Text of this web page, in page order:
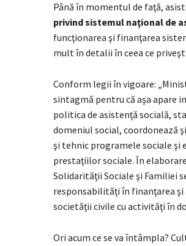
Până în momentul de faţă,
privind sistemul naţional de
funcţionarea şi finanţarea
mult în detalii în ceea ce
Conform legii în vigoare:
sintagmă pentru că aşa apare
politica de asistenţă socială,
domeniul social, coordonează
şi tehnic programele sociale şi
prestaţiilor sociale. În
Solidarităţii Sociale şi Familiei
responsabilităţi în finanţarea şi
societăţii civile cu activităţi în
Ori acum ce se va întâmpla?